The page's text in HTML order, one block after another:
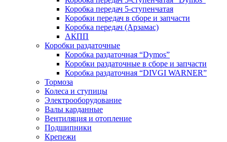
Коробка передач 5-ступенчатая
Коробки передач в сборе и запчасти
Коробка передач (Арзамас)
АКПП
Коробки раздаточные
Коробка раздаточная “Dymos”
Коробки раздаточные в сборе и запчасти
Коробка раздаточная “DIVGI WARNER”
Тормоза
Колеса и ступицы
Электрооборудование
Валы карданные
Вентиляция и отопление
Подшипники
Крепежи